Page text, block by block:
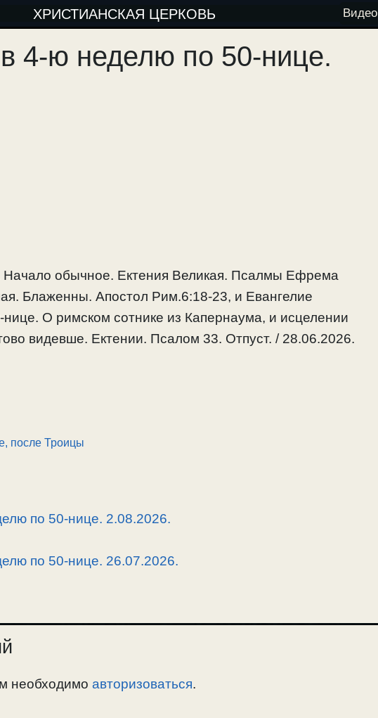
ХРИСТИАНСКАЯ ЦЕРКОВЬ Видео
4-ю неделю по 50-нице.
Начало обычное. Ектения Великая. Псалмы Ефрема
Блаженны. Апостол Рим.6:18-23, и Евангелие
О римском сотнике из Капернаума, и исцелении
видевше. Ектении. Псалом 33. Отпуст. / 28.06.2026.
после Троицы
по 50-нице. 2.08.2026.
по 50-нице. 26.07.2026.
необходимо авторизоваться.